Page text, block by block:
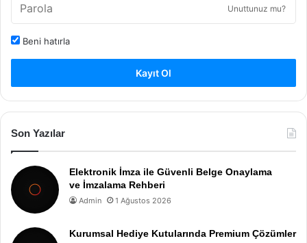
Unuttunuz mu?
Beni hatırla
Kayıt Ol
Son Yazılar
Elektronik İmza ile Güvenli Belge Onaylama
ve İmzalama Rehberi
Admin 1 Ağustos 2026
Kurumsal Hediye Kutularında Premium Çözümler